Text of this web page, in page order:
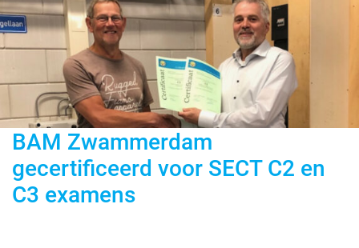
BAM Zwammerdam
gecertificeerd voor SECT C2 en
C3 examens